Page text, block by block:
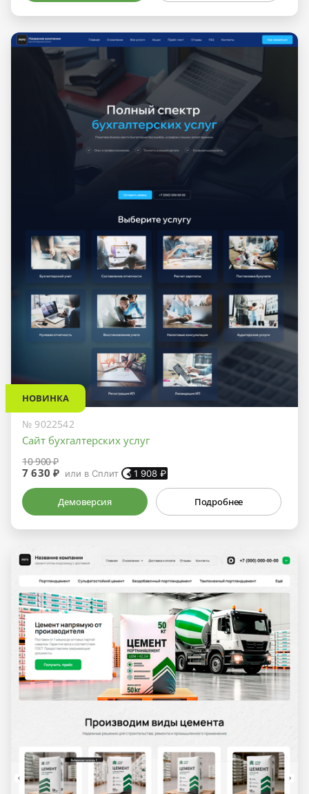
НОВИНКА
№ 9022542
Сайт бухгалтерских услуг
10 900 ₽
7 630 ₽ или в Сплит 1 908 ₽
Демоверсия Подробнее